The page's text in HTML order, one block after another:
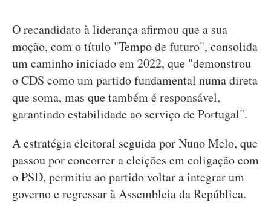
O recandidato à liderança afirmou que a sua
moção, com o título "Tempo de futuro", consolida
um caminho iniciado em 2022, que "demonstrou
o CDS como um partido fundamental numa direta
que soma, mas que também é responsável,
garantindo estabilidade ao serviço de Portugal".
A estratégia eleitoral seguida por Nuno Melo, que
passou por concorrer a eleições em coligação com
o PSD, permitiu ao partido voltar a integrar um
governo e regressar à Assembleia da República.